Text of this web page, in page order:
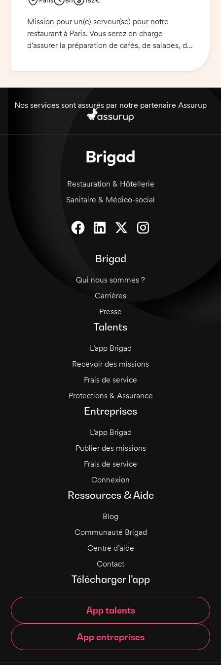
Mission pour un(e) serveur(se) pour notre
restaurant à Paris. Vous serez en charge
d'assurer la préparation de cafés, de salades, de
nettoyage à la fin de chaque shift. Vous
Nos services sont assurés par notre partenaire Assurup
Restauration & Hôtellerie
Sanitaire & Médico-social
Brigad
Qui nous sommes ?
Carrières
Presse
Talents
L’app Brigad
Recevoir des missions
Frais de service
Protections & Assurance
Entreprises
L’app Brigad
Publier des missions
Frais de service
Connexion
Ressources & Aide
Blog
Communauté Brigad
Centre d’aide
Contact
Télécharger l’app
App talents
App entreprises